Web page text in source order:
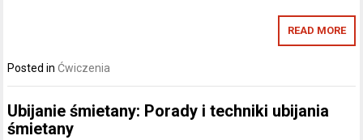
READ MORE
Posted in Ćwiczenia
Ubijanie śmietany: Porady i techniki ubijania
śmietany